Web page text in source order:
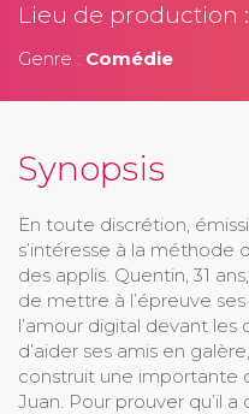
Lieu de production :
Genre : Comédie
Synopsis
En toute discrétion,
s’intéresse à la méthode
des applis. Quentin, 31
de mettre à l’épreuve
l’amour digital devant les
d’aider ses amis en
construit une importante
Juan. Pour prouver qu’il